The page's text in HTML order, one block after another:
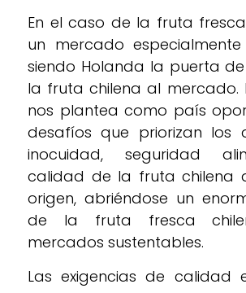
En el caso de la fruta
un mercado
siendo Holanda la puerta
la fruta chilena al mercado.
nos plantea como país
desafíos que priorizan los
inocuidad, seguridad
calidad de la fruta chilena
origen, abriéndose un
de la fruta fresca
mercados sustentables.
Las exigencias de calidad